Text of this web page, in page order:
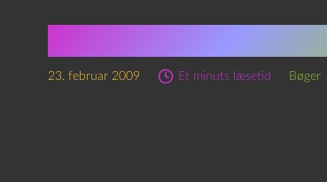
23. februar 2009 Et minuts læsetid Bøger